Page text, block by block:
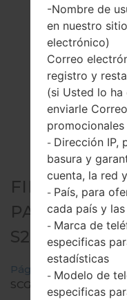
FIRMWARE
PARA SCG01
S20 5G
Página principal →
-Nombre de
en nuestro
electrónico)
Correo
registro y
(si Usted lo
enviarle
- Dirección IP,
basura y
cuenta, la red
- País, para
cada país y
- Marca de
especificas
estadísticas
- Modelo de
especificas